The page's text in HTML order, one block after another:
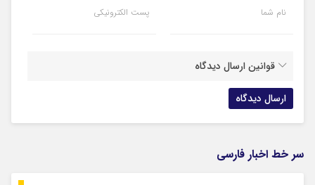
نام شما پست الکترونیکی
قوانین ارسال دیدگاه
سر خط اخبار فارسی